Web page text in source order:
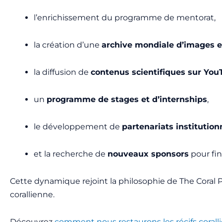
l’enrichissement du programme de mentorat,
la création d’une archive mondiale d’images
la diffusion de contenus scientifiques sur
un programme de stages et d’internships,
le développement de partenariats
et la recherche de nouveaux sponsors pour
Cette dynamique rejoint la philosophie de The Coral
corallienne.